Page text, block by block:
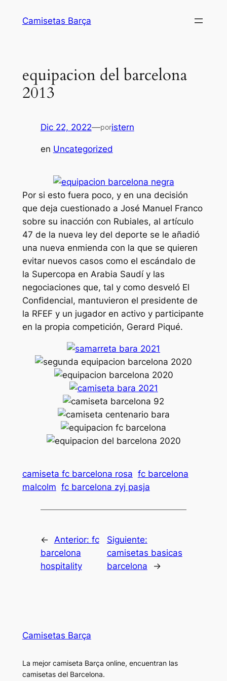
Camisetas Barça
equipacion del barcelona
2013
Dic 22, 2022—poristern
en Uncategorized
Por si esto fuera poco, y en una decisión
que deja cuestionado a José Manuel Franco
sobre su inacción con Rubiales, al artículo
47 de la nueva ley del deporte se le añadió
una nueva enmienda con la que se quieren
evitar nuevos casos como el escándalo de
la Supercopa en Arabia Saudí y las
negociaciones que, tal y como desveló El
Confidencial, mantuvieron el presidente de
la RFEF y un jugador en activo y participante
en la propia competición, Gerard Piqué.
camiseta fc barcelona rosa fc barcelona
malcolm fc barcelona zyj pasja
← Anterior: fc
barcelona
hospitality
Siguiente:
camisetas basicas
barcelona
→
Camisetas Barça
La mejor camiseta Barça online, encuentran las
camisetas del Barcelona.